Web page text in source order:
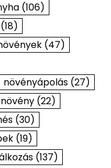
(106)
(47)
növényápolás(27)
(22)
(30)
(19)
(137)